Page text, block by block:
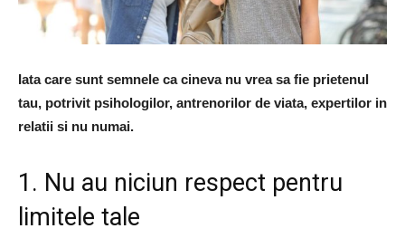
Iata care sunt semnele ca cineva nu vrea sa fie prietenul
tau, potrivit psihologilor, antrenorilor de viata, expertilor in
relatii si nu numai.
1. Nu au niciun respect pentru
limitele tale